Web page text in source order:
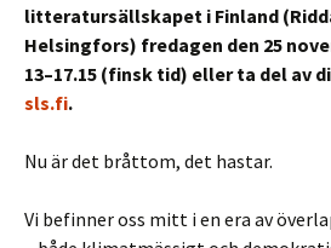
litteratursällskapet i Finland
Helsingfors) fredagen den 25
13–17.15 (finsk tid) eller ta del av
sls.fi.
Nu är det bråttom, det hastar.
Vi befinner oss mitt i en era av